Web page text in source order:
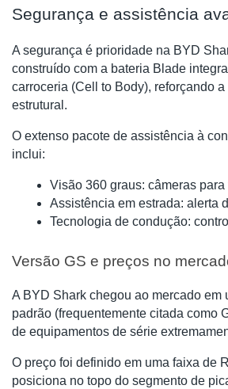
Segurança e assistência
A segurança é prioridade na BYD
construído com a bateria Blade
carroceria (Cell to Body), reforçando a
estrutural.
O extenso pacote de assistência à
inclui:
Visão 360 graus: câmeras
Assistência em estrada: alerta
Tecnologia de condução:
Versão GS e preços no
A BYD Shark chegou ao mercado em
padrão (frequentemente citada como
de equipamentos de série
O preço foi definido em uma faixa de
posiciona no topo do segmento de